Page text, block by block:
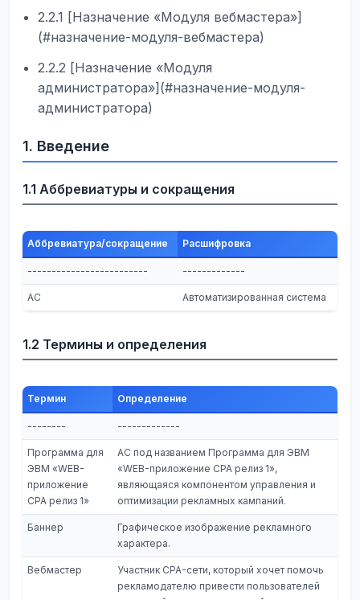
2.2.1 [Назначение «Модуля вебмастера»]
(#назначение-модуля-вебмастера)
2.2.2 [Назначение «Модуля
администратора»](#назначение-модуля-
администратора)
1. Введение
1.1 Аббревиатуры и сокращения
Аббревиатура/сокращение Расшифровка
------------------------- -------------
АС Автоматизированная система
1.2 Термины и определения
Термин Определение
-------- -------------
Программа для
ЭВМ «WEB-
приложение
CPA релиз 1»
АС под названием Программа для ЭВМ
«WEB-приложение CPA релиз 1»,
являющаяся компонентом управления и
оптимизации рекламных кампаний.
Баннер
Графическое изображение рекламного
характера.
Вебмастер
Участник CPA-сети, который хочет помочь
рекламодателю привести пользователей